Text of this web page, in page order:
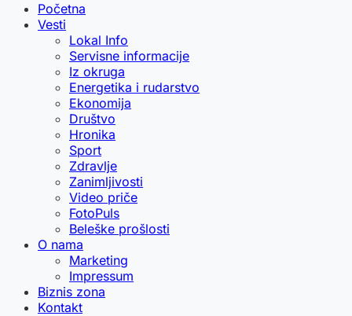
Početna
Vesti
Lokal Info
Servisne informacije
Iz okruga
Energetika i rudarstvo
Ekonomija
Društvo
Hronika
Sport
Zdravlje
Zanimljivosti
Video priče
FotoPuls
Beleške prošlosti
O nama
Marketing
Impressum
Biznis zona
Kontakt